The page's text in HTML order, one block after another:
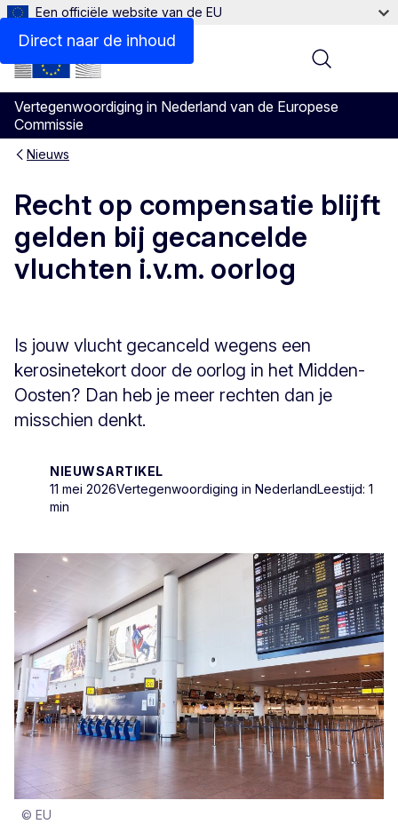
Direct naar de inhoud
Een officiële website van de EU
Vertegenwoordiging in Nederland van de Europese
Commissie
Menu
Nieuws
Recht op compensatie blijft
gelden bij gecancelde
vluchten i.v.m. oorlog
Is jouw vlucht gecanceld wegens een
kerosinetekort door de oorlog in het Midden-
Oosten? Dan heb je meer rechten dan je
misschien denkt.
NIEUWSARTIKEL
11 mei 2026Vertegenwoordiging in NederlandLeestijd: 1
min
© EU